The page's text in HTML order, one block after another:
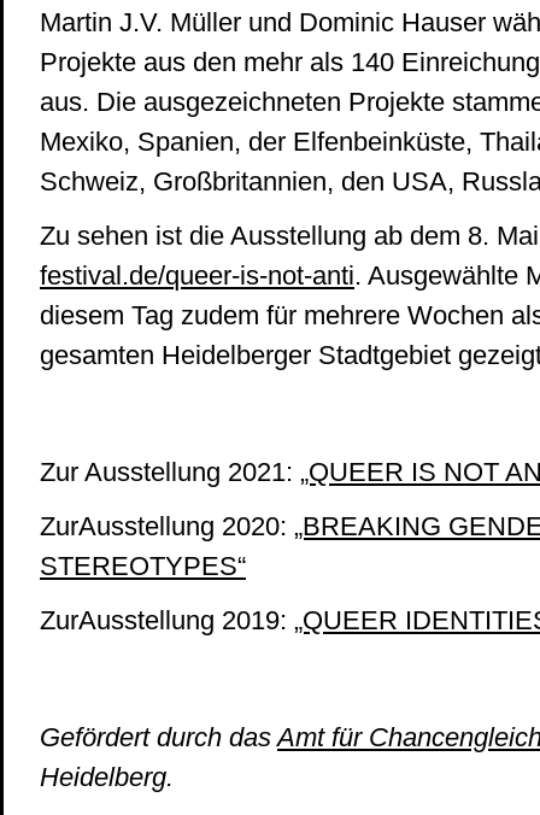
Martin J.V. Müller und Dominic Hauser
Projekte aus den mehr als 140
aus. Die ausgezeichneten Projekte
Mexiko, Spanien, der Elfenbeinküste,
Schweiz, Großbritannien, den USA,
Zu sehen ist die Ausstellung ab dem 8.
festival.de/queer-is-not-anti. Ausgewählte
diesem Tag zudem für mehrere Wochen
gesamten Heidelberger Stadtgebiet
Zur Ausstellung 2021: „QUEER IS NOT
ZurAusstellung 2020: „BREAKING
STEREOTYPES“
ZurAusstellung 2019: „QUEER
Gefördert durch dasAmt für
Heidelberg.